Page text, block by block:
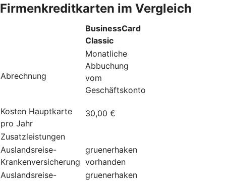
Firmenkreditkarten im Vergleich
BusinessCard
Classic
Abrechnung
Monatliche
Abbuchung
vom
Geschäftskonto
Kosten Hauptkarte
pro Jahr
30,00 €
Zusatzleistungen
Auslandsreise-
Krankenversicherung
gruenerhaken
vorhanden
Auslandsreise-
gruenerhaken